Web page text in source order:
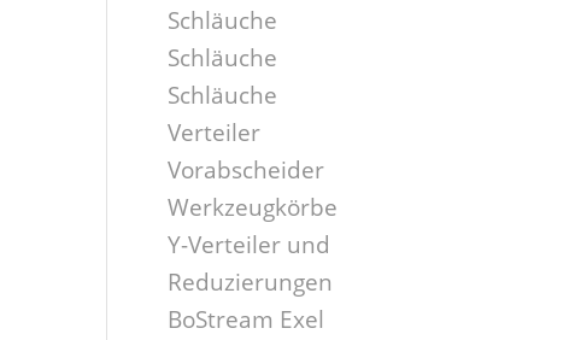
Schläuche
Schläuche
Schläuche
Verteiler
Vorabscheider
Werkzeugkörbe
Y-Verteiler und
Reduzierungen
BoStream Exel